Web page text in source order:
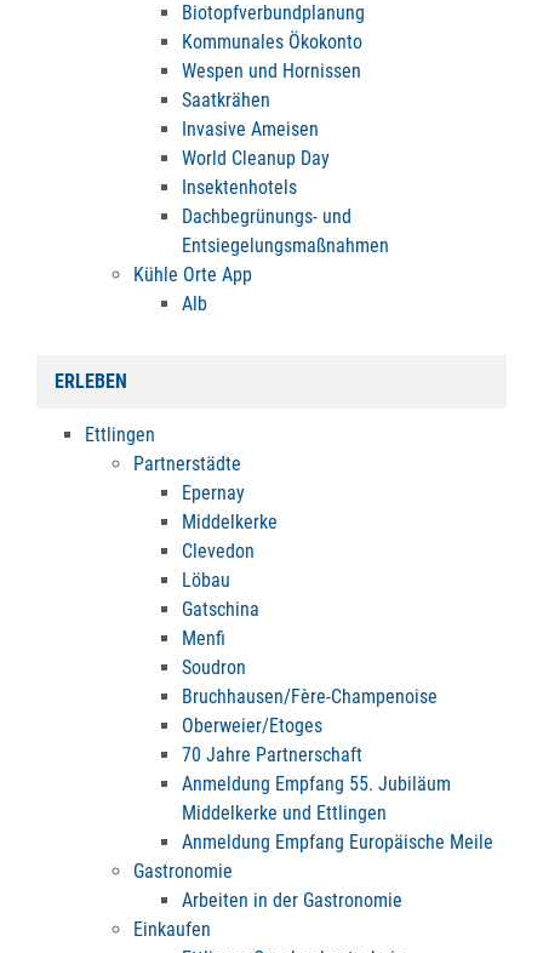
Biotopfverbundplanung
Kommunales Ökokonto
Wespen und Hornissen
Saatkrähen
Invasive Ameisen
World Cleanup Day
Insektenhotels
Dachbegrünungs- und
Entsiegelungsmaßnahmen
Kühle Orte App
Alb
ERLEBEN
Ettlingen
Partnerstädte
Epernay
Middelkerke
Clevedon
Löbau
Gatschina
Menfi
Soudron
Bruchhausen/Fère-Champenoise
Oberweier/Etoges
70 Jahre Partnerschaft
Anmeldung Empfang 55. Jubiläum
Middelkerke und Ettlingen
Anmeldung Empfang Europäische Meile
Gastronomie
Arbeiten in der Gastronomie
Einkaufen